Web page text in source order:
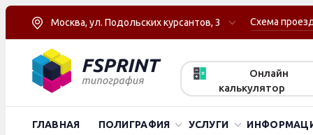
Москва, ул. Подольских курсантов, 3 Схема
Онлайн
калькулятор
ГЛАВНАЯ ПОЛИГРАФИЯ УСЛУГИ